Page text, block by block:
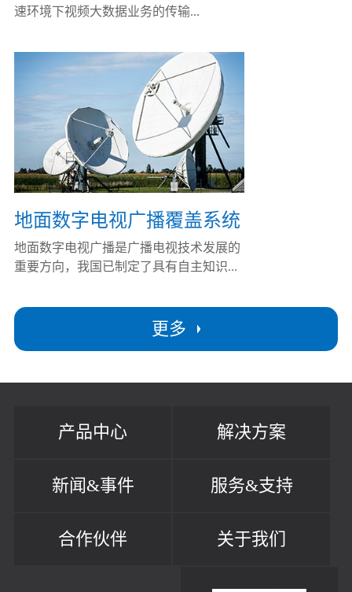
更多
速环境下视频大数据业务的传输...
地面数字电视广播覆盖系统
地面数字电视广播是广播电视技术发展的
重要方向，我国已制定了具有自主知识...
产品中心 解决方案
新闻&事件 服务&支持
合作伙伴 关于我们